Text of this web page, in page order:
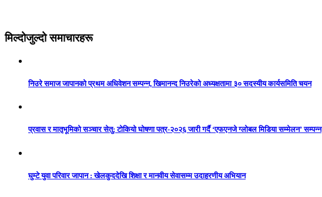
मिल्दोजुल्दो समाचारहरू
निउरे समाज जापानको प्रथम अधिवेशन सम्पन्न, खिमानन्द निउरेको अध्यक्षतामा ३० सदस्यीय कार्यसमिति चयन
प्रवास र मातृभूमिको सञ्चार सेतु: टोकियो घोषणा पत्र-२०२६ जारी गर्दै ‘एफएनजे ग्लोबल मिडिया सम्मेलन’ सम्पन्न
घुम्टे युवा परिवार जापान : खेलकुददेखि शिक्षा र मानवीय सेवासम्म उदाहरणीय अभियान